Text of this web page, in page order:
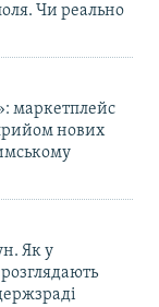
Чи реально
маркетплейс
нових
Як у